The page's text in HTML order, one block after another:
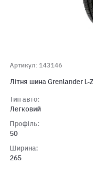
Артикул: 143146
Літня шина Grenlander L-
Тип авто:
Легковий
Профіль:
50
Ширина:
265